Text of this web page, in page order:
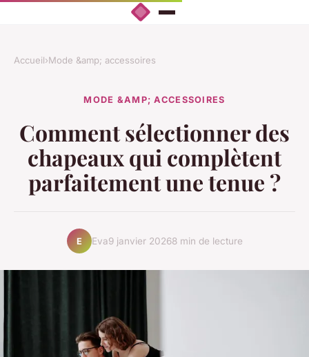
Accueil›Mode &amp; accessoires
MODE &AMP; ACCESSOIRES
Comment sélectionner des
chapeaux qui complètent
parfaitement une tenue ?
E Eva9 janvier 20268 min de lecture